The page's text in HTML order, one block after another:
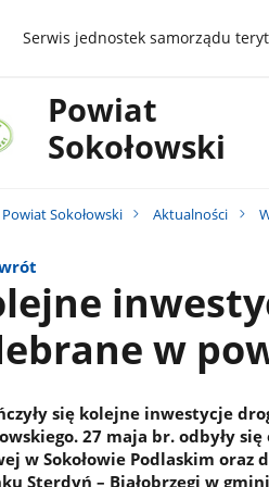
Serwis jednostek samorządu
Powiat
Sokołowski
Powiat Sokołowski Aktualności
w
się kolejne inwestycje
27 maja br. odbyły
w Sokołowie Podlaskim
Sterdyń – Białobrzegi w